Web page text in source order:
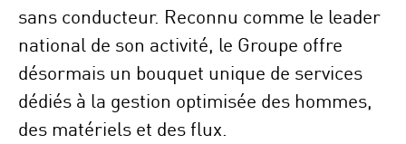
sans conducteur. Reconnu comme le leader
national de son activité, le Groupe offre
désormais un bouquet unique de services
dédiés à la gestion optimisée des hommes,
des matériels et des flux.